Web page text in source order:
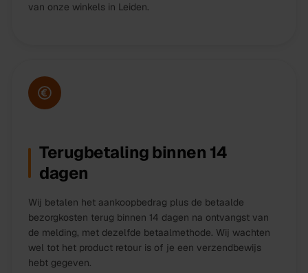
van onze winkels in Leiden.
Terugbetaling binnen 14
dagen
Wij betalen het aankoopbedrag plus de betaalde
bezorgkosten terug binnen 14 dagen na ontvangst van
de melding, met dezelfde betaalmethode. Wij wachten
wel tot het product retour is of je een verzendbewijs
hebt gegeven.